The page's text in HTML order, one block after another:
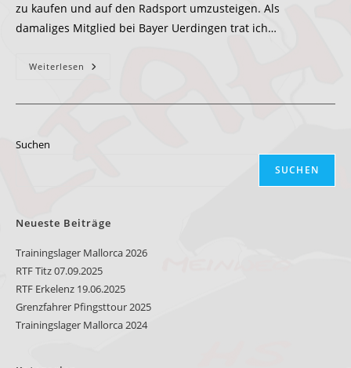
zu kaufen und auf den Radsport umzusteigen. Als
damaliges Mitglied bei Bayer Uerdingen trat ich…
Weiterlesen Mein
Suchen
SUCHEN
Neueste Beiträge
Trainingslager Mallorca 2026
RTF Titz 07.09.2025
RTF Erkelenz 19.06.2025
Grenzfahrer Pfingsttour 2025
Trainingslager Mallorca 2024